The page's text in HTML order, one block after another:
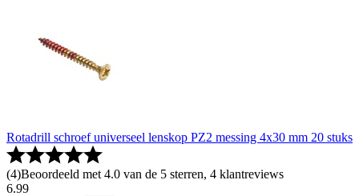
Rotadrill schroef universeel lenskop PZ2 messing 4x30 mm 20 stuks
(4)Beoordeeld met 4.0 van de 5 sterren, 4 klantreviews
6.99